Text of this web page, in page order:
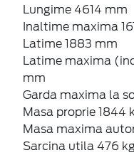
Lungime 4614 mm
Inaltime maxima
Latime 1883 mm
Latime maxima
mm
Garda maxima la
Masa proprie 1844
Masa maxima
Sarcina utila 476 kg